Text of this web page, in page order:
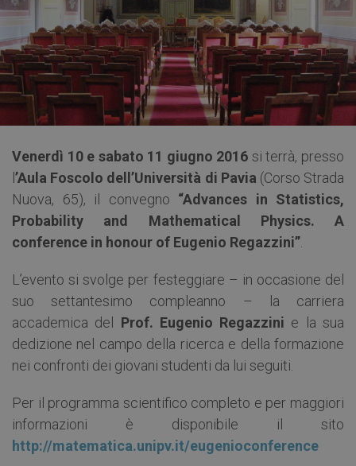
Venerdì 10 e sabato 11 giugno 2016 si terrà, presso
l’Aula Foscolo dell’Università di Pavia (Corso Strada
Nuova, 65), il convegno “Advances in Statistics,
Probability and Mathematical Physics. A
conference in honour of Eugenio Regazzini”
L’evento si svolge per festeggiare – in occasione del
suo settantesimo compleanno – la carriera
accademica del Prof. Eugenio Regazzini e la sua
dedizione nel campo della ricerca e della formazione
nei confronti dei giovani studenti da lui seguiti.
Per il programma scientifico completo e per maggiori
informazioni è disponibile il sito
http://matematica.unipv.it/eugenioconference